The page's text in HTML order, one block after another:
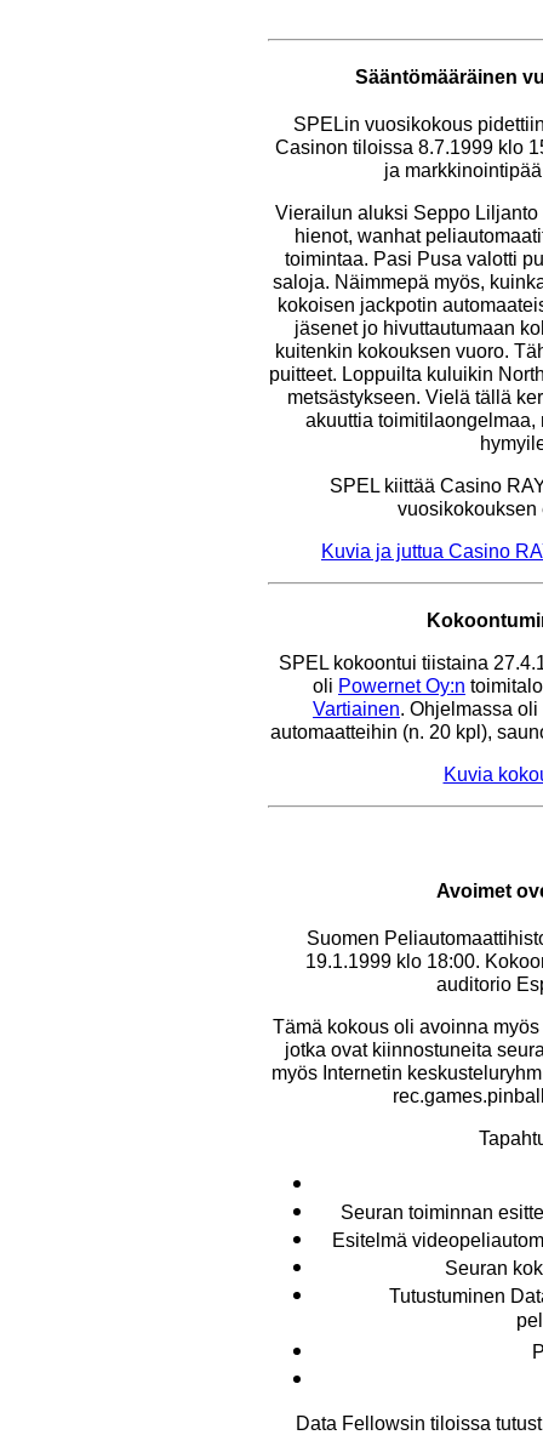
Sääntömääräinen
SPELin vuosikokous
Casinon tiloissa 8.7.1999 klo
ja
Vierailun aluksi Seppo
hienot, wanhat
toimintaa. Pasi Pusa valotti
saloja. Näimmepä myös,
kokoisen jackpotin
jäsenet jo hivuttautumaan
kuitenkin kokouksen vuoro.
puitteet. Loppuilta kuluikin
metsästykseen. Vielä tällä
akuuttia toimitilaongelmaa,
SPEL kiittää Casino
vuosikokouksen
Kuvia ja juttua Casino
SPEL kokoontui tiistaina
oli Powernet Oy:n
Vartiainen. Ohjelmassa
automaatteihin (n. 20 kpl),
Kuvia
Avoimet
Suomen
19.1.1999 klo 18:00.
auditorio
Tämä kokous oli avoinna
jotka ovat kiinnostuneita
myös Internetin
Seuran toiminnan
Esitelmä
Seuran
Tutustuminen
Data Fellowsin tiloissa